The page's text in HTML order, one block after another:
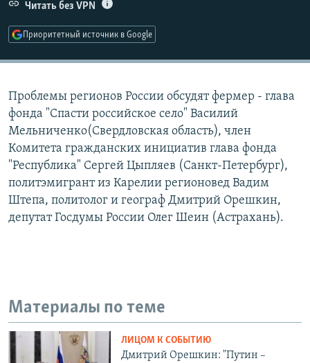
Читать без VPN
Приоритетный источник в Google
Проблемы регионов России обсудят фермер - глава
фонда "Спасти российское село" Василий
Мельниченко(Свердловская область), член
Комитета гражданских инициатив глава фонда
"Республика" Сергей Цыпляев (Санкт-Петербург),
политэмигрант из Карелии регионовед Вадим
Штепа, политолог и географ Дмитрий Орешкин,
депутат Госдумы России Олег Шеин (Астрахань).
Материалы по теме
ЛИЦОМ К СОБЫТИЮ
Дмитрий Орешкин: "Путин –